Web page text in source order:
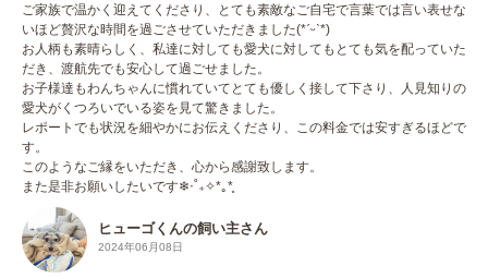
ご家族で温かく迎えてくださり、とても素敵なご自宅で言葉では言い表せな
いほど贅沢な時間を過ごさせていただきました(*ˊᵕˋ*)
お人柄も素晴らしく、私達に対しても愛犬に対してもとても気を配っていた
だき、渡航先でも安心して過ごせました。
お子様達もわんちゃんに慣れていてとても優しく接して下さり、人見知りの
愛犬がくつろいでいる姿を見て驚きました。
レポートでも状況を細やかにお伝えくださり、この料金では安すぎるほどで
す。
このようなご縁をいただき、心から感謝致します。
また是非お願いしたいです❄︎‧˚₊✧*｡*̥
ヒューゴくんの飼い主さん
2024年06月08日